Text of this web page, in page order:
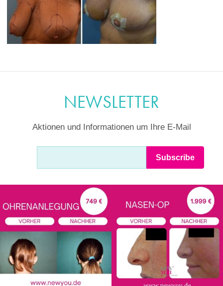
NEWSLETTER
Aktionen und Informationen um Ihre E-Mail